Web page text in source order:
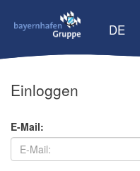
Einloggen
E-Mail: